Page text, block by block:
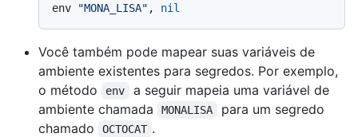
env "MONA_LISA" , nil
Você também pode mapear suas variáveis de
ambiente existentes para segredos. Por exemplo,
o método
env
a seguir mapeia uma variável de
ambiente chamada
MONALISA
para um segredo
chamado
OCTOCAT .